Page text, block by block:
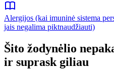
Alergijos (kai imuninė sistema
jais negalima piktnaudžiauti)
Šito žodynėlio
ir suprask giliau